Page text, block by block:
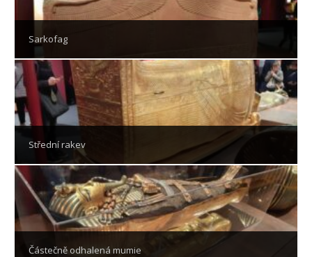
Sarkofag
Střední rakev
Částečně odhalená mumie